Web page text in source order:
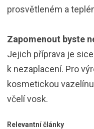
prosvětleném a
Zapomenout byste
Jejich příprava je
k nezaplacení. Pro
kosmetickou
včelí vosk.
Relevantní články